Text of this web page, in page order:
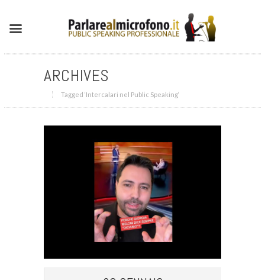
ARCHIVES
Tagged ‘Intercalari nel Public Speaking‘